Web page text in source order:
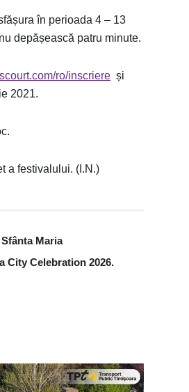
în perioada 4 – 13
depășească patru minute.
ro/inscriere și
2021.
a festivalului. (I.N.)
Maria
City Celebration 2026.